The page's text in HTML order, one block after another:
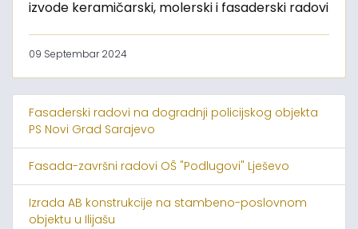
izvode keramičarski, molerski i fasaderski radovi
09 Septembar 2024
Fasaderski radovi na dogradnji policijskog objekta
PS Novi Grad Sarajevo
Fasada-završni radovi OŠ "Podlugovi" Lješevo
Izrada AB konstrukcije na stambeno-poslovnom
objektu u Ilijašu